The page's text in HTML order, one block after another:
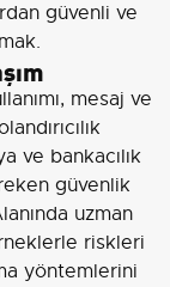
güvenli ve
mesaj ve
ve bankacılık
güvenlik
uzman
riskleri
yöntemlerini